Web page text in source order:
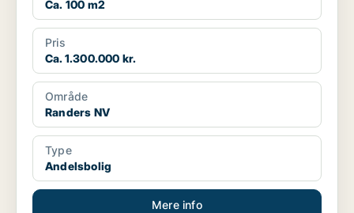
Ca. 100 m2
Pris
Ca. 1.300.000 kr.
Område
Randers NV
Type
Andelsbolig
Mere info